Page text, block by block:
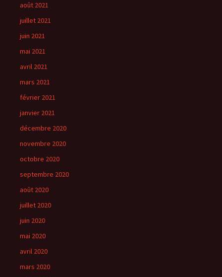
août 2021
juillet 2021
juin 2021
mai 2021
avril 2021
mars 2021
février 2021
janvier 2021
décembre 2020
novembre 2020
octobre 2020
septembre 2020
août 2020
juillet 2020
juin 2020
mai 2020
avril 2020
mars 2020